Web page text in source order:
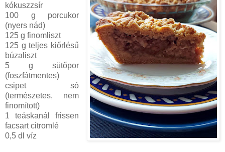
kókuszzsír
100 g porcukor
(nyers nád)
125 g finomliszt
125 g teljes kiőrlésű
búzaliszt
5 g sütőpor
(foszfátmentes)
csipet só
(természetes, nem
finomított)
1 teáskanál frissen
facsart citromlé
0,5 dl víz